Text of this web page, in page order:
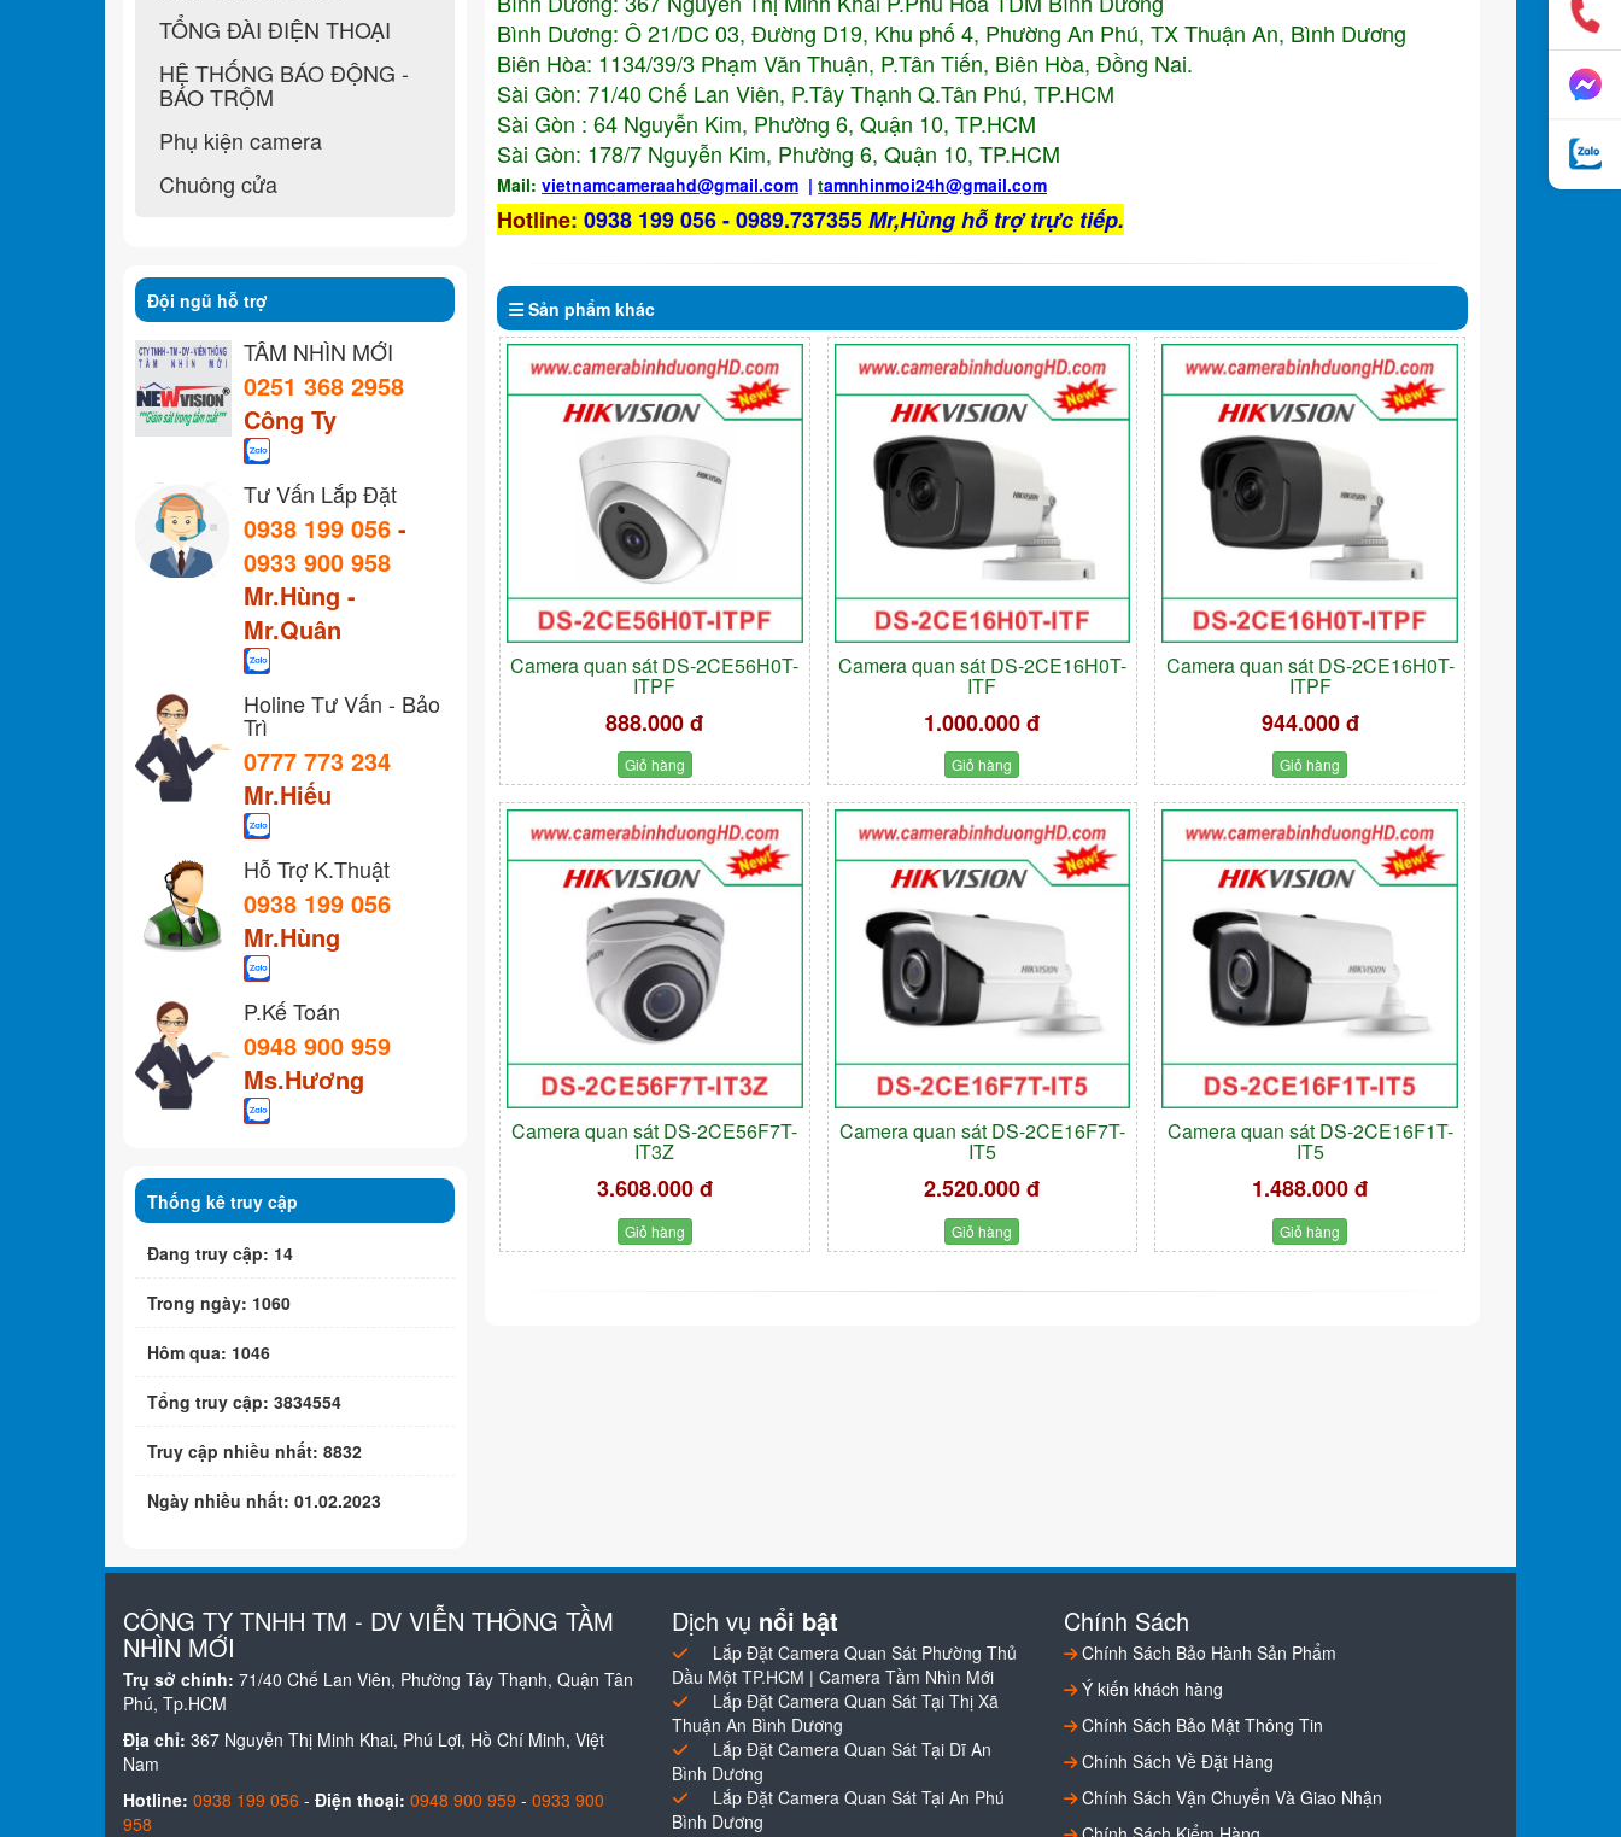
Bình Dương: Ô 21/DC 03, Đường D19, Khu phố 4, Phường An Phú, TX Thuận An, Bình Dương
Biên Hòa: 1134/39/3 Phạm Văn Thuận, P.Tân Tiến, Biên Hòa, Đồng Nai.
Sài Gòn: 71/40 Chế Lan Viên, P.Tây Thạnh Q.Tân Phú, TP.HCM
Sài Gòn : 64 Nguyễn Kim, Phường 6, Quận 10, TP.HCM
Sài Gòn: 178/7 Nguyễn Kim, Phường 6, Quận 10, TP.HCM
Mail: vietnamcameraahd@gmail.com | tamnhinmoi24h@gmail.com
Hotline: 0938 199 056 - 0989.737355Mr,Hùng hỗ trợ trực tiếp.
Sản phẩm khác
Camera quan sát DS-2CE56H0T-
ITPF
888.000 đ
Giỏ hàng
Camera quan sát DS-2CE16H0T-
ITF
1.000.000 đ
Giỏ hàng
Camera quan sát DS-2CE16H0T-
ITPF
944.000 đ
Giỏ hàng
Camera quan sát DS-2CE56F7T-
IT3Z
3.608.000 đ
Giỏ hàng
Camera quan sát DS-2CE16F7T-
IT5
2.520.000 đ
Giỏ hàng
Camera quan sát DS-2CE16F1T-
IT5
1.488.000 đ
Giỏ hàng
TỔNG ĐÀI ĐIỆN THOẠI
HỆ THỐNG BÁO ĐỘNG -
BÁO TRỘM
Phụ kiện camera
Chuông cửa
Đội ngũ hỗ trợ
TẦM NHÌN MỚI
0251 368 2958
Công Ty
Tư Vấn Lắp Đặt
0938 199 056 -
0933 900 958
Mr.Hùng -
Mr.Quân
Holine Tư Vấn - Bảo
Trì
0777 773 234
Mr.Hiếu
Hỗ Trợ K.Thuật
0938 199 056
Mr.Hùng
P.Kế Toán
0948 900 959
Ms.Hương
Thống kê truy cập
Đang truy cập: 14
Trong ngày: 1060
Hôm qua: 1046
Tổng truy cập: 3834554
Truy cập nhiều nhất: 8832
Ngày nhiều nhất: 01.02.2023
CÔNG TY TNHH TM - DV VIỄN THÔNG TẦM
NHÌN MỚI
Trụ sở chính: 71/40 Chế Lan Viên, Phường Tây Thạnh, Quận Tân
Phú, Tp.HCM
Địa chỉ: 367 Nguyễn Thị Minh Khai, Phú Lợi, Hồ Chí Minh, Việt
Nam
Hotline: 0938 199 056 - Điện thoại: 0948 900 959 - 0933 900
958
Dịch vụ nổi bật
Lắp Đặt Camera Quan Sát Phường Thủ
Dầu Một TP.HCM | Camera Tầm Nhìn Mới
Lắp Đặt Camera Quan Sát Tại Thị Xã
Thuận An Bình Dương
Lắp Đặt Camera Quan Sát Tại Dĩ An
Bình Dương
Lắp Đặt Camera Quan Sát Tại An Phú
Bình Dương
Chính Sách
Chính Sách Bảo Hành Sản Phẩm
Ý kiến khách hàng
Chính Sách Bảo Mật Thông Tin
Chính Sách Về Đặt Hàng
Chính Sách Vận Chuyển Và Giao Nhận